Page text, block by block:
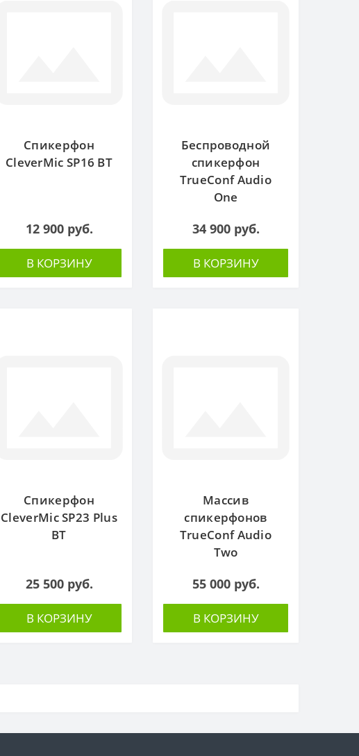
Спикерфон
CleverMic SP16 BT
12 900 руб.
В КОРЗИНУ
Беспроводной
спикерфон
TrueConf Audio
One
34 900 руб.
В КОРЗИНУ
Спикерфон
CleverMic SP23 Plus
BT
25 500 руб.
В КОРЗИНУ
Массив
спикерфонов
TrueConf Audio
Two
55 000 руб.
В КОРЗИНУ